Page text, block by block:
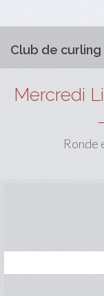
Club de curling
Mercredi
Ronde